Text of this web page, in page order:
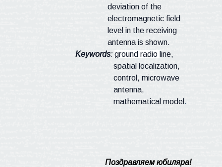
deviation of the
electromagnetic field
level in the receiving
antenna is shown.
Keywords:ground radio line,
spatial localization,
control, microwave
antenna,
mathematical model .
Поздравляем юбиляра!